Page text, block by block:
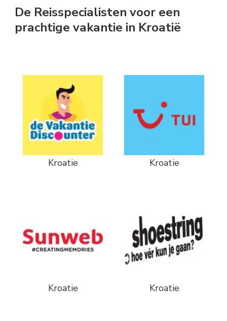
De Reisspecialisten voor een
prachtige vakantie in Kroatië
Kroatie Kroatie
Kroatie Kroatie